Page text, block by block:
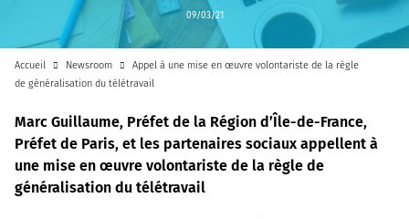
09/03/21
Accueil Newsroom
Appel à une mise en œuvre volontariste de la règle
de généralisation du télétravail
Marc Guillaume, Préfet de la Région d’Île-de-France,
Préfet de Paris, et les partenaires sociaux appellent à
une mise en œuvre volontariste de la règle de
généralisation du télétravail